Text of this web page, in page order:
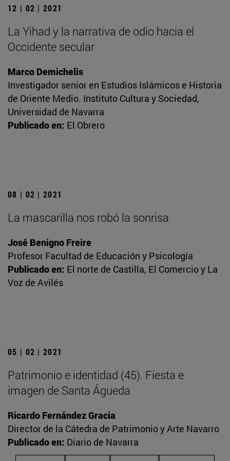
12 | 02 | 2021
La Yihad y la narrativa de odio hacia el
Occidente secular
Marco Demichelis
Investigador senior en Estudios Islámicos e Historia
de Oriente Medio. Instituto Cultura y Sociedad,
Universidad de Navarra
Publicado en: El Obrero
08 | 02 | 2021
La mascarilla nos robó la sonrisa
José Benigno Freire
Profesor Facultad de Educación y Psicología
Publicado en: El norte de Castilla, El Comercio y La
Voz de Avilés
05 | 02 | 2021
Patrimonio e identidad (45). Fiesta e
imagen de Santa Águeda
Ricardo Fernández Gracia
Director de la Cátedra de Patrimonio y Arte Navarro
Publicado en: Diario de Navarra